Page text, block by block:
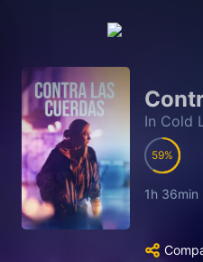
In Cold
59
1h 36min